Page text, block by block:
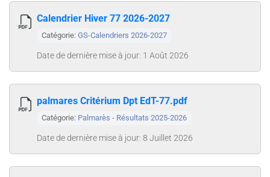
Calendrier Hiver 77 2026-2027
Catégorie: GS-Calendriers 2026-2027
Date de dernière mise à jour: 1 Août 2026
palmares Critérium Dpt EdT-77.pdf
Catégorie: Palmarès - Résultats 2025-2026
Date de dernière mise à jour: 8 Juillet 2026